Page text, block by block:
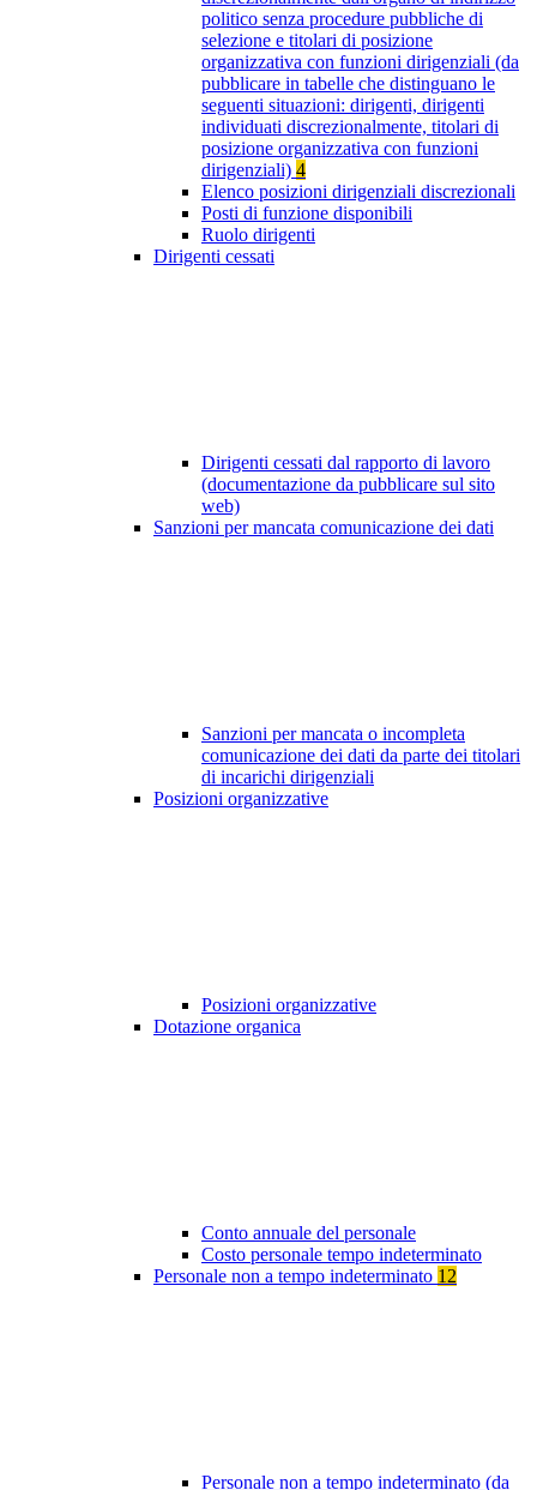
politico senza procedure pubbliche di
selezione e titolari di posizione
organizzativa con funzioni dirigenziali (da
pubblicare in tabelle che distinguano le
seguenti situazioni: dirigenti, dirigenti
individuati discrezionalmente, titolari di
posizione organizzativa con funzioni
dirigenziali) 4
Elenco posizioni dirigenziali discrezionali
Posti di funzione disponibili
Ruolo dirigenti
Dirigenti cessati
Dirigenti cessati dal rapporto di lavoro
(documentazione da pubblicare sul sito
web)
Sanzioni per mancata comunicazione dei dati
Sanzioni per mancata o incompleta
comunicazione dei dati da parte dei titolari
di incarichi dirigenziali
Posizioni organizzative
Posizioni organizzative
Dotazione organica
Conto annuale del personale
Costo personale tempo indeterminato
Personale non a tempo indeterminato 12
Personale non a tempo indeterminato (da